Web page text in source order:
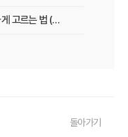
운전자보험, 비교사이트에서 현명하게 고르는 법 (보장 VS 가격)
돌아가기